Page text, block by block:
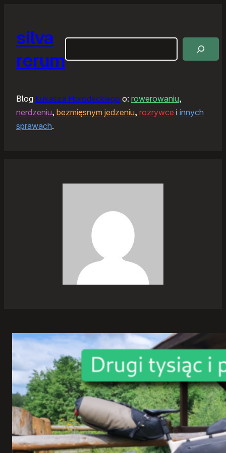
silva
rerum
Blog Łukasza Horodeckiego o: rowerowaniu,
nerdzeniu, bezmięsnym jedzeniu, rozrywce i innych
sprawach.